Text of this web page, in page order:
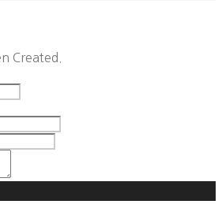
Created.